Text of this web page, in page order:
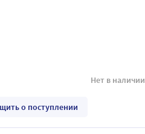
Нет в наличии
о поступлении